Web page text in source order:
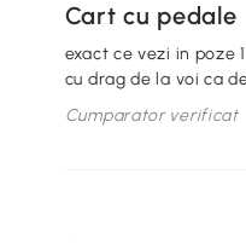
Cart cu pedale
exact ce vezi in poze
cu drag de la voi ca
Cumparator verificat